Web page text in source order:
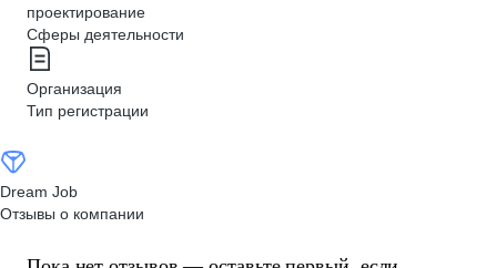
проектирование
Сферы деятельности
Организация
Тип регистрации
Dream Job
Отзывы о компании